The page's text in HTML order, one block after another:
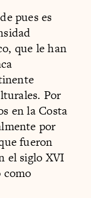
pues es
que le han
Por
en la Costa
por
fueron
el siglo XVI
como